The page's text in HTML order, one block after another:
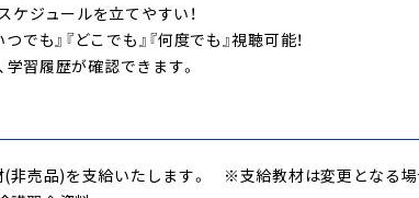
ケジュールを立てやすい！
でも』『どこでも』『何度でも』視聴可能！
学習履歴が確認できます。
非売品)を支給いたします。 ※支給教材は変更となる場